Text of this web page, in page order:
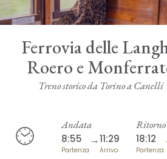
Ferrovia delle
Roero e
Treno storico da Torino a Canelli
Andata
8:55
Partenza
→11:29
Arrivo
Ritorno
18:12
Partenza